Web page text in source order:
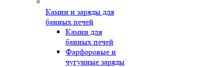
Камни и заряды для
банных печей
Камни для
банных печей
Фарфоровые и
чугунные заряды